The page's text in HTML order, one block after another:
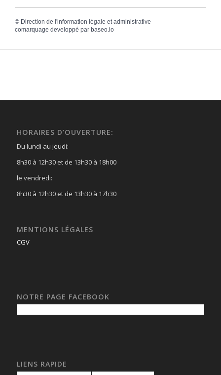
© Direction de l'information légale et administrative
comarquage developpé par baseo.io
HORAIRES D’OUVERTURE:
Du lundi au jeudi:
8h30 à 12h30 et de 13h30 à 18h00
le vendredi:
8h30 à 12h30 et de 13h30 à 17h30
MENTIONS LÉGALES
CGV
NOTRE PAGE FACEBOOK
LIENS RAPIDE